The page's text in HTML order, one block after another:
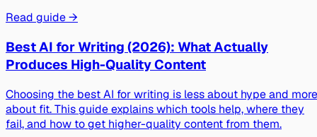
Read guide →
Best AI for Writing (2026): What Actually
Produces High-Quality Content
Choosing the best AI for writing is less about hype and more
about fit. This guide explains which tools help, where they
fail, and how to get higher-quality content from them.